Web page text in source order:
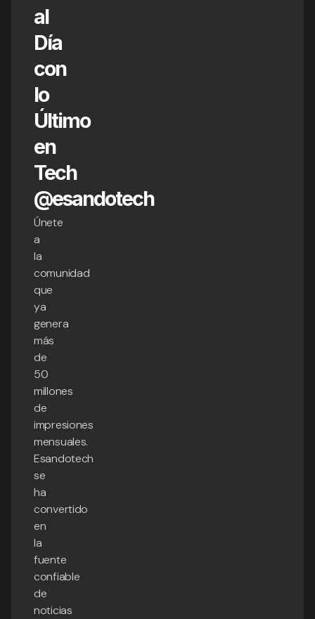
al
Día
con
lo
Último
en
Tech
@esandotech
Únete
a
la
comunidad
que
ya
genera
más
de
50
millones
de
impresiones
mensuales.
Esandotech
se
ha
convertido
en
la
fuente
confiable
de
noticias